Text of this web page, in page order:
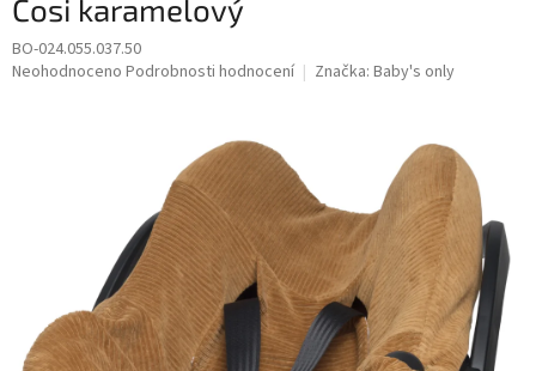
Cosi karamelový
BO-024.055.037.50
Průměrné
Neohodnoceno Podrobnosti hodnocení Značka: Baby's only